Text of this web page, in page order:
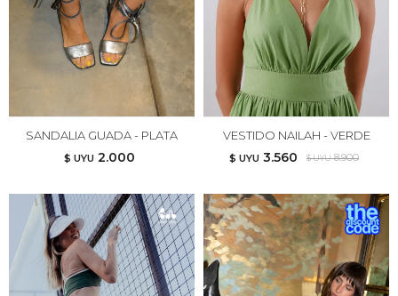
SANDALIA GUADA - PLATA
$ UYU 2.000
VESTIDO NAILAH - VERDE
$ UYU 3.560 $ UYU 8.900